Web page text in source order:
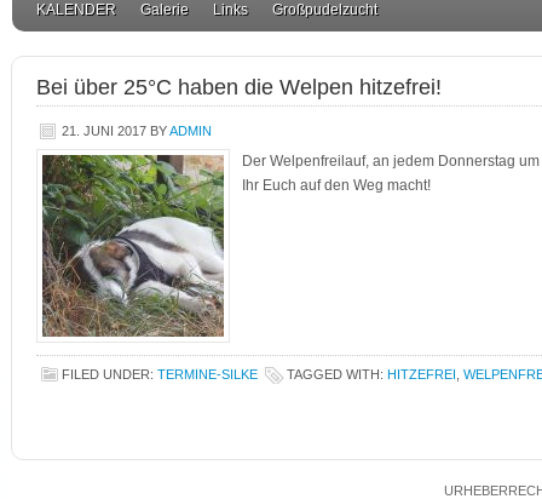
KALENDER Galerie Links Großpudelzucht
Bei über 25°C haben die Welpen hitzefrei!
21. JUNI 2017 BYADMIN
Der Welpenfreilauf, an jedem Donnerstag
Ihr Euch auf den Weg macht!
FILED UNDER: TERMINE-SILKE TAGGED WITH: HITZEFREI